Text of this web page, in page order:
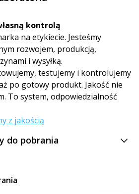
kontrolą
na etykiecie. Jesteśmy
rozwojem, produkcją,
i wysyłką.
testujemy i kontrolujemy
po gotowy produkt. Jakość nie
To system, odpowiedzialność
z jakością
do pobrania